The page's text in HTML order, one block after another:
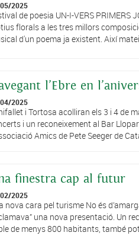
2025
de poesia UN-I-VERS PRIMERS
florals a les tres millors
d'un poema ja existent. Així
l’Ebre en
2025
i Tortosa acolliran els 3 i 4 de
i un reconeixement al Bar
Amics de Pete Seeger de
finestra cap al futur
2025
nova cara pel turisme No és
una nova presentació. Un
de menys 800 habitants, també